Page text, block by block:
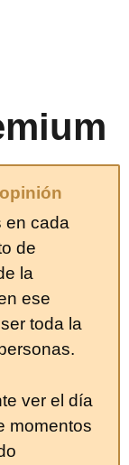
en cada
de
la
ese
toda la
ver el día
momentos